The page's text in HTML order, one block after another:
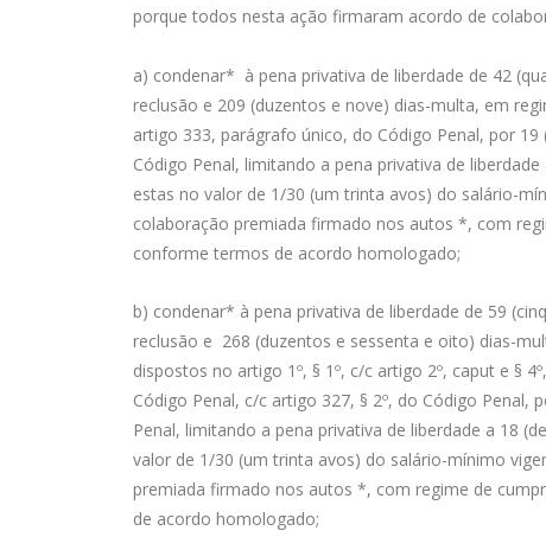
porque todos nesta ação firmaram acordo de
a) condenar* à pena privativa de liberdade de 42
reclusão e 209 (duzentos e nove) dias-multa, em
artigo 333, parágrafo único, do Código Penal, por
Código Penal, limitando a pena privativa de
estas no valor de 1/30 (um trinta avos) do salário-
colaboração premiada firmado nos autos *, com
conforme termos de acordo homologado;
b) condenar* à pena privativa de liberdade de 59
reclusão e 268 (duzentos e sessenta e oito) dias-
dispostos no artigo 1º, § 1º, c/c artigo 2º, caput e §
Código Penal, c/c artigo 327, § 2º, do Código
Penal, limitando a pena privativa de liberdade a 18
valor de 1/30 (um trinta avos) do salário-mínimo
premiada firmado nos autos *, com regime de
de acordo homologado;